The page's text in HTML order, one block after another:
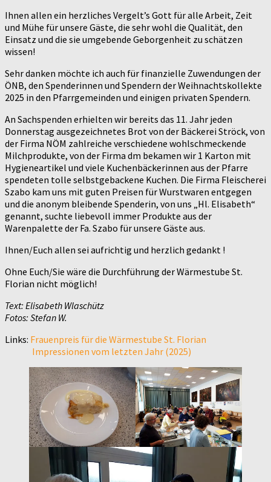
Ihnen allen ein herzliches Vergelt’s Gott für alle Arbeit, Zeit
und Mühe für unsere Gäste, die sehr wohl die Qualität, den
Einsatz und die sie umgebende Geborgenheit zu schätzen
wissen!
Sehr danken möchte ich auch für finanzielle Zuwendungen der
ÖNB, den Spenderinnen und Spendern der Weihnachtskollekte
2025 in den Pfarrgemeinden und einigen privaten Spendern.
An Sachspenden erhielten wir bereits das 11. Jahr jeden
Donnerstag ausgezeichnetes Brot von der Bäckerei Ströck, von
der Firma NÖM zahlreiche verschiedene wohlschmeckende
Milchprodukte, von der Firma dm bekamen wir 1 Karton mit
Hygieneartikel und viele Kuchenbäckerinnen aus der Pfarre
spendeten tolle selbstgebackene Kuchen. Die Firma Fleischerei
Szabo kam uns mit guten Preisen für Wurstwaren entgegen
und die anonym bleibende Spenderin, von uns „Hl. Elisabeth“
genannt, suchte liebevoll immer Produkte aus der
Warenpalette der Fa. Szabo für unsere Gäste aus.
Ihnen/Euch allen sei aufrichtig und herzlich gedankt !
Ohne Euch/Sie wäre die Durchführung der Wärmestube St.
Florian nicht möglich!
Text: Elisabeth Wlaschütz
Fotos: Stefan W.
Links: Frauenpreis für die Wärmestube St. Florian
Impressionen vom letzten Jahr (2025)